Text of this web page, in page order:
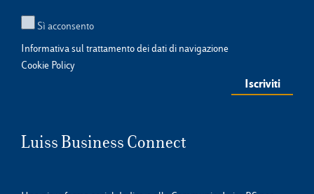
Sì acconsento
Informativa sul trattamento dei dati di navigazione
Cookie Policy
Luiss Business Connect